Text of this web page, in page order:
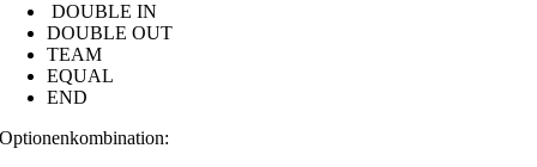
DOUBLE IN
DOUBLE OUT
TEAM
EQUAL
END
Optionenkombination: